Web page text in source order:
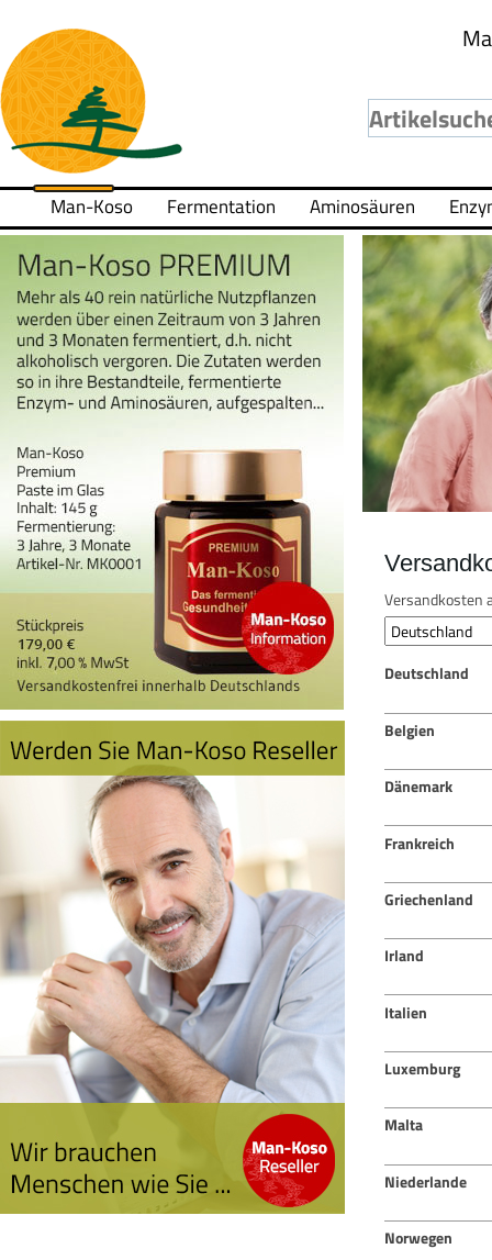
Man-Koso Fermentation Aminosäuren
Versandkosten
Deutschland
Belgien
Dänemark
Frankreich
Griechenland
Irland
Italien
Luxemburg
Malta
Niederlande
Norwegen